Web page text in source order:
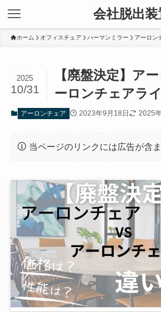
会社脱出装
ホーム オフィスチェア ハーマンミラー アーロン
【廃盤決定】ア
ーロンチェアラ
2025
10/31
アーロンチェア 2023年9月18日 2025
当ページのリンクには広告が含